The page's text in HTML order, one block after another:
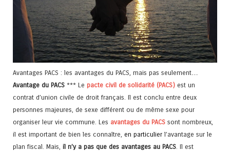
Avantages PACS : les avantages du PACS, mais pas seulement…
Avantage du PACS *** Le pacte civil de solidarité (PACS) est un
contrat d’union civile de droit français. Il est conclu entre deux
personnes majeures, de sexe différent ou de même sexe pour
organiser leur vie commune. Les avantages du PACS sont nombreux,
il est important de bien les connaître, en particulier l’avantage sur le
plan fiscal. Mais, il n’y a pas que des avantages au PACS . Il est